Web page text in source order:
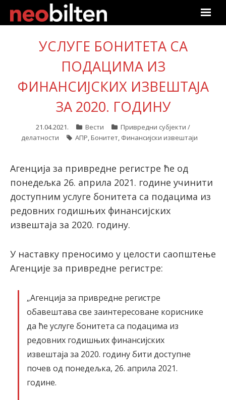
Почетна
Претрага
Актуелно
Линкови
Претплата
Пријава
latinica
УСЛУГЕ БОНИТЕТА СА
ПОДАЦИМА ИЗ
ФИНАНСИЈСКИХ ИЗВЕШТАЈА
ЗА 2020. ГОДИНУ
21.04.2021. Вести
Привредни субјекти /
делатности
АПР, Бонитет, Финансијски извештаји
Агенција за привредне регистре ће од
понедељка 26. априла 2021. године учинити
доступним услуге бонитета са подацима из
редовних годишњих финансијских
извештаја за 2020. годину.
У наставку преносимо у целости саопштење
Агенције за привредне регистре:
„Агенција за привредне регистре
обавештава све заинтересоване кориснике
да ће услуге бонитета са подацима из
редовних годишњих финансијских
извештаја за 2020. годину бити доступне
почев од понедељка, 26. априла 2021.
године.